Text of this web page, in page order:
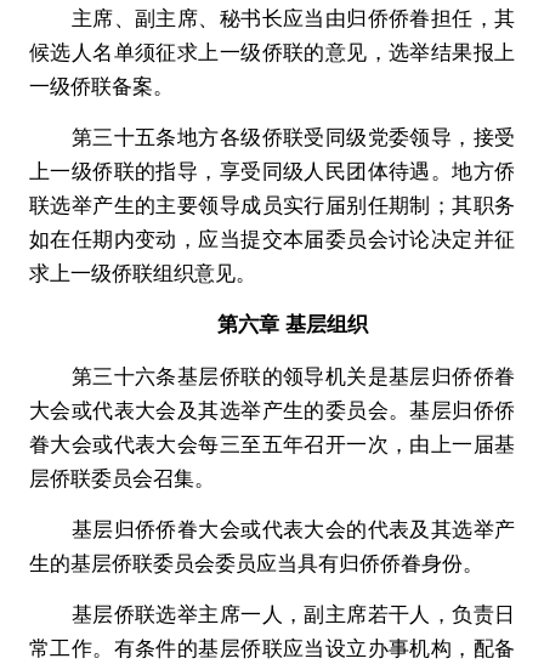
主席、副主席、秘书长应当由归侨侨眷担任，其
候选人名单须征求上一级侨联的意见，选举结果报上
一级侨联备案。
第三十五条地方各级侨联受同级党委领导，接受
上一级侨联的指导，享受同级人民团体待遇。地方侨
联选举产生的主要领导成员实行届别任期制；其职务
如在任期内变动，应当提交本届委员会讨论决定并征
求上一级侨联组织意见。
第六章 基层组织
第三十六条基层侨联的领导机关是基层归侨侨眷
大会或代表大会及其选举产生的委员会。基层归侨侨
眷大会或代表大会每三至五年召开一次，由上一届基
层侨联委员会召集。
基层归侨侨眷大会或代表大会的代表及其选举产
生的基层侨联委员会委员应当具有归侨侨眷身份。
基层侨联选举主席一人，副主席若干人，负责日
常工作。有条件的基层侨联应当设立办事机构，配备